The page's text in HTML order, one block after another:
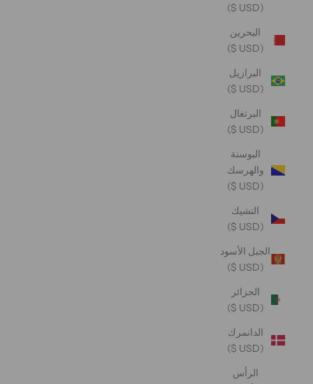
(USD $)
البحرين
(USD $)
البرازيل
(USD $)
البرتغال
(USD $)
البوسنة
والهرسك
(USD $)
التشيك
(USD $)
الجبل الأسود
(USD $)
الجزائر
(USD $)
الدانمرك
(USD $)
الرأس